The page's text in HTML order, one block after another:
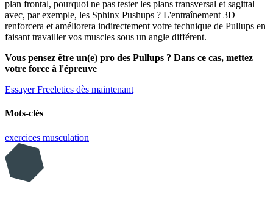
plan frontal, pourquoi ne pas tester les plans transversal et sagittal
avec, par exemple, les Sphinx Pushups ? L'entraînement 3D
renforcera et améliorera indirectement votre technique de Pullups en
faisant travailler vos muscles sous un angle différent.
Vous pensez être un(e) pro des Pullups ? Dans ce cas, mettez
votre force à l'épreuve
Essayer Freeletics dès maintenant
Mots-clés
exercices musculation